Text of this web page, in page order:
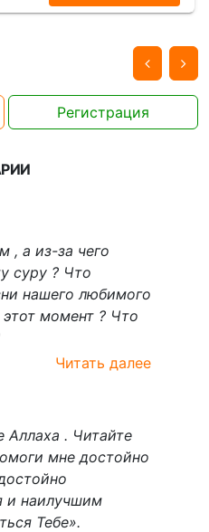
Регистрация
, а из-за чего
суру ? Что
нашего любимого
момент ? Что
Читать далее
Аллаха . Читайте
мне достойно
и наилучшим
Тебе».